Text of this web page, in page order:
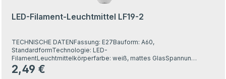
LED-Filament-Leuchtmittel LF19-2
TECHNISCHE DATENFassung: E27Bauform: A60,
StandardformTechnologie: LED-
FilamentLeuchtmittelkörperfarbe: weiß, mattes GlasSpannung:
230 VEnergieklasse: ENennleistung: 4,2 WLeistung äquivalente
Glühlampe: 40 W Energieverbrauch: 5 kWh / 1.000 hLichtstrom:
Regulärer Preis:
2,49 €